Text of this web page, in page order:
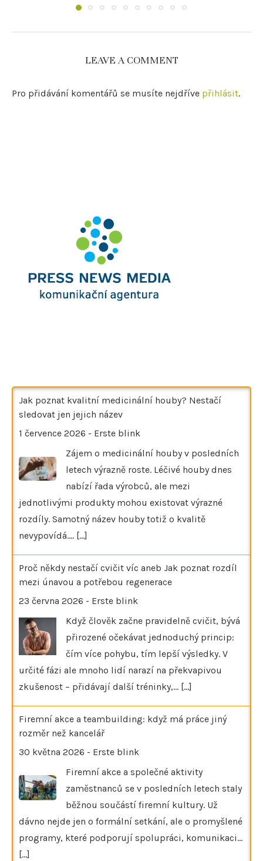
LEAVE A COMMENT
Pro přidávání komentářů se musíte nejdříve přihlásit.
Jak poznat kvalitní medicinální houby? Nestačí
sledovat jen jejich název
1 července 2026 - Erste blink
Zájem o medicinální houby v posledních
letech výrazně roste. Léčivé houby dnes
nabízí řada výrobců, ale mezi
jednotlivými produkty mohou existovat výrazné
rozdíly. Samotný název houby totiž o kvalitě
nevypovídá.… [...]
Proč někdy nestačí cvičit víc aneb Jak poznat rozdíl
mezi únavou a potřebou regenerace
23 června 2026 - Erste blink
Když člověk začne pravidelně cvičit, bývá
přirozené očekávat jednoduchý princip:
čím více pohybu, tím lepší výsledky. V
určité fázi ale mnoho lidí narazí na překvapivou
zkušenost – přidávají další tréninky,… [...]
Firemní akce a teambuilding: když má práce jiný
rozměr než kancelář
30 května 2026 - Erste blink
Firemní akce a společné aktivity
zaměstnanců se v posledních letech staly
běžnou součástí firemní kultury. Už
dávno nejde jen o formální setkání, ale o promyšlené
programy, které podporují spolupráci, komunikaci…
[...]